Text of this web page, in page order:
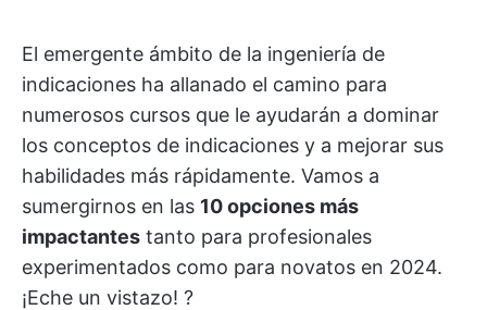
El emergente ámbito de la ingeniería de
indicaciones ha allanado el camino para
numerosos cursos que le ayudarán a dominar
los conceptos de indicaciones y a mejorar sus
habilidades más rápidamente. Vamos a
sumergirnos en las 10 opciones más
impactantes tanto para profesionales
experimentados como para novatos en 2024.
¡Eche un vistazo! ?